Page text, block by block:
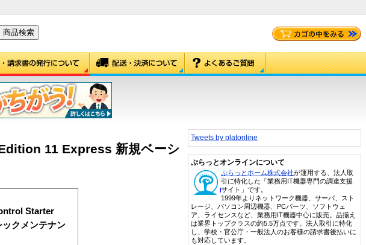
11 Express 新規ベーシ
Starter
クメンテナン
Tweets by platonline
ぷらっとオンラインについて
ぷらっとホーム株式会社が運用する、法人取
引に特化した「業務用IT機器専門の調達支援
サイト」です。
1999年よりネットワーク機器、サーバ、スト
レージ、パソコン周辺機器、PCパーツ、ソフトウェ
ア、ライセンスなど、業務用IT機器中心に販売。品揃え
は業界トップクラスの約5.5万点です。法人取引に特化
し、学校・官公庁・一般法人のお客様の請求書後払いに
も対応しています。